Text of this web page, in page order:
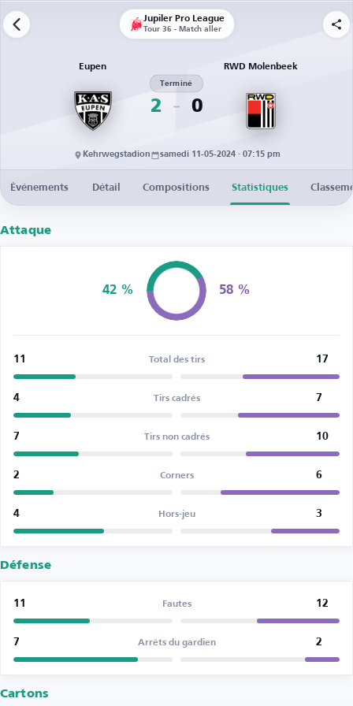
Jupiler Pro League
Tour 36 - Match aller
Eupen
2
Terminé
0
RWD Molenbeek
Kehrwegstadion samedi 11-05-2024 · 07:15 pm
Événements Détail Compositions Statistiques
Attaque
42 % 58 %
11 Total des tirs 17
4 Tirs cadrés 7
7 Tirs non cadrés 10
2 Corners 6
4 Hors-jeu 3
Défense
11 Fautes 12
7 Arrêts du gardien 2
Cartons